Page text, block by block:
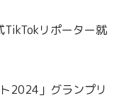
リポーター就
2024」グランプリ